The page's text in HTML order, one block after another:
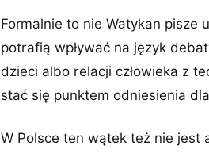
Formalnie to nie Watykan pisze
potrafią wpływać na język
dzieci albo relacji człowieka z
stać się punktem odniesienia
W Polsce ten wątek też nie jest